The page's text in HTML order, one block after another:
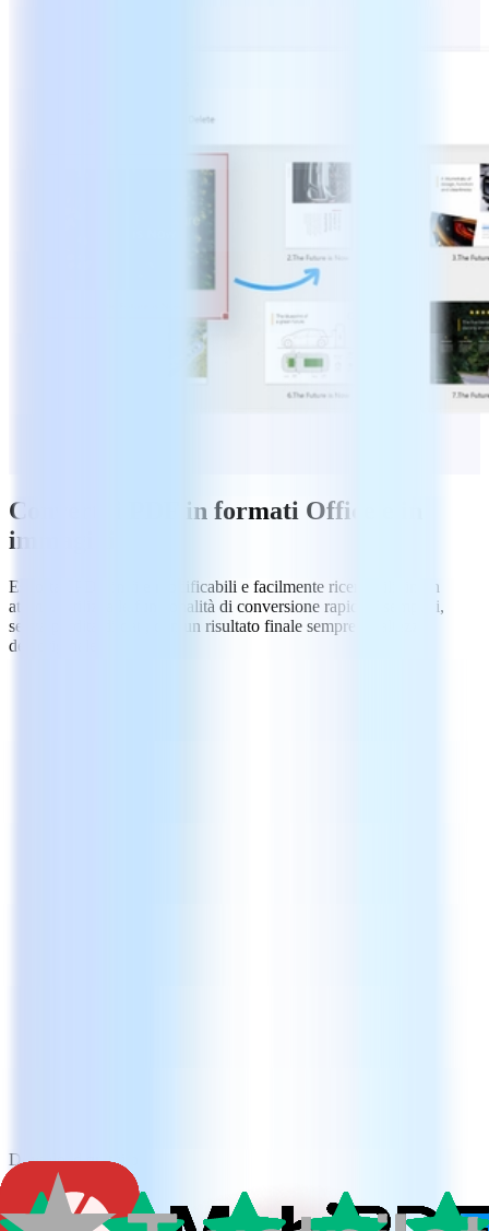
Converti i PDF in formati Office e in
immagini
Esporta i PDF in file modificabili e facilmente ricercabili, in un
attimo. Utilizza le funzionalità di conversione rapide e semplici,
senza perdita di dati, con un risultato finale sempre all'altezza
dell'originale.
Download gratuito